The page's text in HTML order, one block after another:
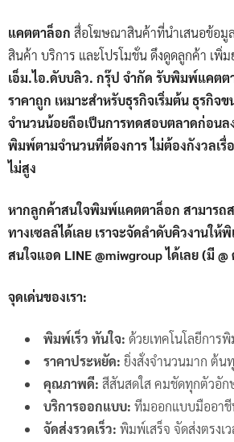
แคตตาล็อก สื่อโฆษณาสินค้าที่นำเสนอข้อมู
สินค้า บริการ และโปรโมชั่น ดึงดูดลูกค้า เพิ่
เอ็ม.ไอ.ดับบลิว. กรุ๊ป จำกัด รับพิมพ์แคต
ราคาถูก เหมาะสำหรับธุรกิจเริ่มต้น ธุรกิจ
จำนวนน้อยถือเป็นการทดสอบตลาดก่อน
พิมพ์ตามจำนวนที่ต้องการ ไม่ต้องกังวลเ
ไม่สูง
หากลูกค้าสนใจพิมพ์แคตตาล็อก สามารถ
ทางเซลล์ได้เลย เราจะจัดลำดับคิวงานให้
สนใจแอด LINE @miwgroup ได้เลย (มี @
จุดเด่นของเรา:
พิมพ์เร็ว ทันใจ: ด้วยเทคโนโลยีการ
ราคาประหยัด: ยิ่งสั่งจำนวนมาก ต้น
คุณภาพดี: สีสันสดใส คมชัดทุกตัวอัก
บริการออกแบบ: ทีมออกแบบมืออา
จัดส่งรวดเร็ว: พิมพ์เสร็จ จัดส่งตรงเว